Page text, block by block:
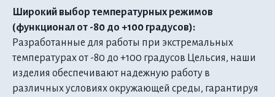
Широкий выбор температурных режимов
(функционал от -80 до +100 градусов):
Разработанные для работы при экстремальных
температурах от -80 до +100 градусов Цельсия, наши
изделия обеспечивают надежную работу в
различных условиях окружающей среды, гарантируя